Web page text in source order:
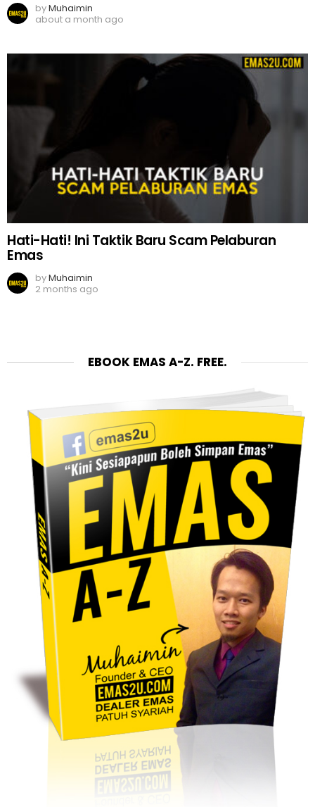
byMuhaimin
about a month ago
Hati-Hati! Ini Taktik Baru Scam Pelaburan
Emas
byMuhaimin
2 months ago
EBOOK EMAS A-Z. FREE.